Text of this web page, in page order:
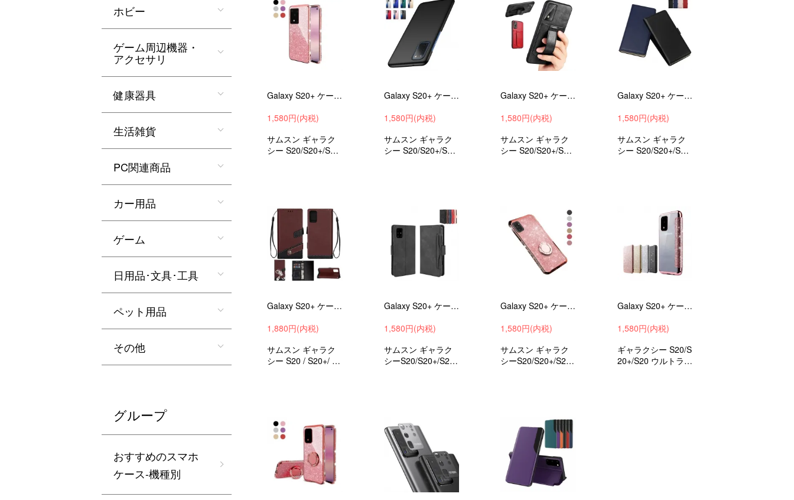
ホカバー
Galaxy S20+ ケース S20/S20 Ultra カバー TPUラメ グリッター カバー 可愛い エレガント サムスン ギャラクシー ソフトケース FM01#139
1,580円(内税)
サムスン ギャラク
シー S20/S20+/S20
収 android ケース
スマホケース スマ
ホカバー
Galaxy S20+ ケース S20/S20 Ultra カバー かっこいい カバー シンプル おしゃれ ハードケース KQ04#141
1,580円(内税)
サムスン ギャラク
シー S20/S20+/S20
Galaxy S20+ ケース S20/S20 Ultra カバー TPU ソフトケース レザー調 片手持ち サムスン ギャラクシー ハードケース スマホ #147
1,580円(内税)
サムスン ギャラク
シー S20/S20+/S20
ホカバー
Galaxy S20+ ケース S20/S20 Ultra カバー 手帳型 かわいい レザー ギャラクシー S20/S20+/S20 ウルトラ レザー DZ05#164
1,580円(内税)
サムスン ギャラク
シー S20/S20+/S20
Galaxy S20+ ケース S20/S20 Ultra カバー 手帳型 かわいい PU高級レザー スタンド機能 カード収納 #166
1,880円(内税)
サムスン ギャラク
シー S20 / S20+/ S2
吸収 android ケース
スマホカバー
Galaxy S20+ ケース S20/S20 Ultra カバー 手帳型 かわいい レザー スタンド機能 カード収納 PUレザー #184
1,580円(内税)
サムスン ギャラク
シーS20/S20+/S20
ホカバー
Galaxy S20+ ケース S20/S20 Ultra カバー TPU TPU 耐衝撃 スリム リング付き カバー 可愛い エレガントレディース#204
1,580円(内税)
サムスン ギャラク
シーS20/S20+/S20
oid ケース スマホケ
ース スマホカバー
Galaxy S20+ ケース S20/S20 Ultra カバー 手帳型 ギャラクシー 手帳タイプ レザー DD03#210
1,580円(内税)
ギャラクシー S20/S
20+/S20 ウルトララ
ホビー
ゲーム周辺機器・
アクセサリ
健康器具
生活雑貨
PC関連商品
カー用品
ゲーム
日用品･文具･工具
ペット用品
その他
グループ
おすすめのスマホ
ケース-機種別